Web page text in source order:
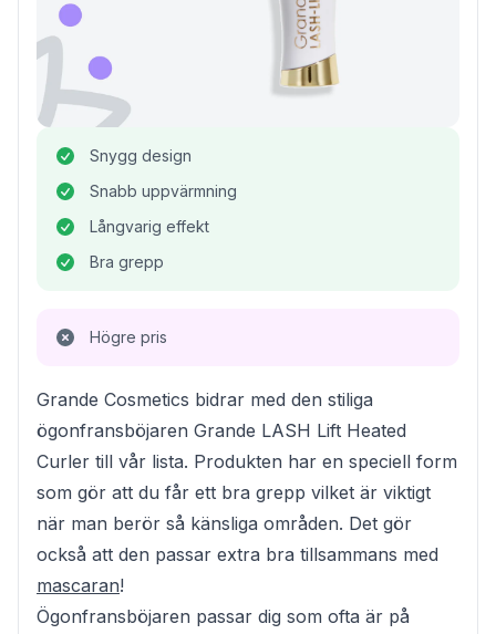
Snygg design
Snabb uppvärmning
Långvarig effekt
Bra grepp
Högre pris
Grande Cosmetics bidrar med den stiliga
ögonfransböjaren Grande LASH Lift Heated
Curler till vår lista. Produkten har en speciell form
som gör att du får ett bra grepp vilket är viktigt
när man berör så känsliga områden. Det gör
också att den passar extra bra tillsammans med
mascaran!
Ögonfransböjaren passar dig som ofta är på